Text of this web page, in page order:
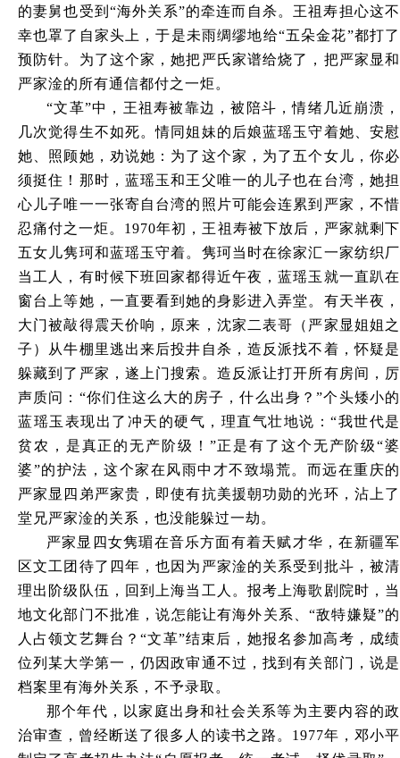
的妻舅也受到“海外关系”的牵连而自杀。王祖寿担心这不
幸也罩了自家头上，于是未雨绸缪地给“五朵金花”都打了
预防针。为了这个家，她把严氏家谱给烧了，把严家显和
严家淦的所有通信都付之一炬。
“文革”中，王祖寿被靠边，被陪斗，情绪几近崩溃，
几次觉得生不如死。情同姐妹的后娘蓝瑶玉守着她、安慰
她、照顾她，劝说她：为了这个家，为了五个女儿，你必
须挺住！那时，蓝瑶玉和王父唯一的儿子也在台湾，她担
心儿子唯一一张寄自台湾的照片可能会连累到严家，不惜
忍痛付之一炬。1970年初，王祖寿被下放后，严家就剩下
五女儿隽珂和蓝瑶玉守着。隽珂当时在徐家汇一家纺织厂
当工人，有时候下班回家都得近午夜，蓝瑶玉就一直趴在
窗台上等她，一直要看到她的身影进入弄堂。有天半夜，
大门被敲得震天价响，原来，沈家二表哥（严家显姐姐之
子）从牛棚里逃出来后投井自杀，造反派找不着，怀疑是
躲藏到了严家，遂上门搜索。造反派让打开所有房间，厉
声质问：“你们住这么大的房子，什么出身？”个头矮小的
蓝瑶玉表现出了冲天的硬气，理直气壮地说：“我世代是
贫农，是真正的无产阶级！”正是有了这个无产阶级“婆
婆”的护法，这个家在风雨中才不致塌荒。而远在重庆的
严家显四弟严家贵，即使有抗美援朝功勋的光环，沾上了
堂兄严家淦的关系，也没能躲过一劫。
严家显四女隽瑂在音乐方面有着天赋才华，在新疆军
区文工团待了四年，也因为严家淦的关系受到批斗，被清
理出阶级队伍，回到上海当工人。报考上海歌剧院时，当
地文化部门不批准，说怎能让有海外关系、“敌特嫌疑”的
人占领文艺舞台？“文革”结束后，她报名参加高考，成绩
位列某大学第一，仍因政审通不过，找到有关部门，说是
档案里有海外关系，不予录取。
那个年代，以家庭出身和社会关系等为主要内容的政
治审查，曾经断送了很多人的读书之路。 1977年，邓小平